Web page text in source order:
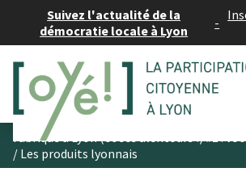
Suivez l'actualité de la
démocratie locale à Lyon
-
/ Les produits lyonnais